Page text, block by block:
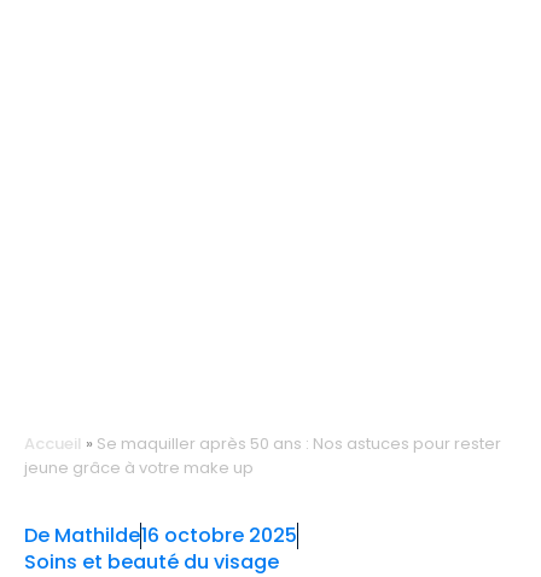
Accueil » Se maquiller après 50 ans : Nos astuces pour rester
jeune grâce à votre make up
De Mathilde16 octobre 2025
Soins et beauté du visage